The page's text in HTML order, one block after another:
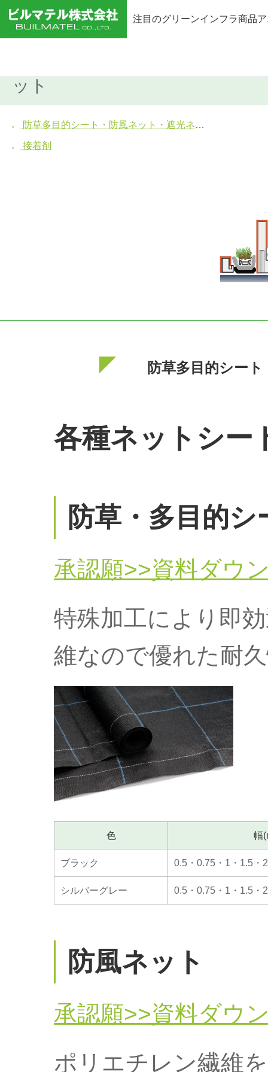
注目のグリーンインフラ商品
ット
防草多目的シート・防風ネット・遮光ネット
接着剤
防草多目的シー
各種ネットシー
防草・多目的シ
承認願>>資料ダウ
特殊加工により即
維なので優れた耐
色 幅
ブラック 0.5・0.75・1・1.5・
シルバーグレー 0.5・0.75・1・1.5・
防風ネット
承認願>>資料ダウ
ポリエチレン繊維